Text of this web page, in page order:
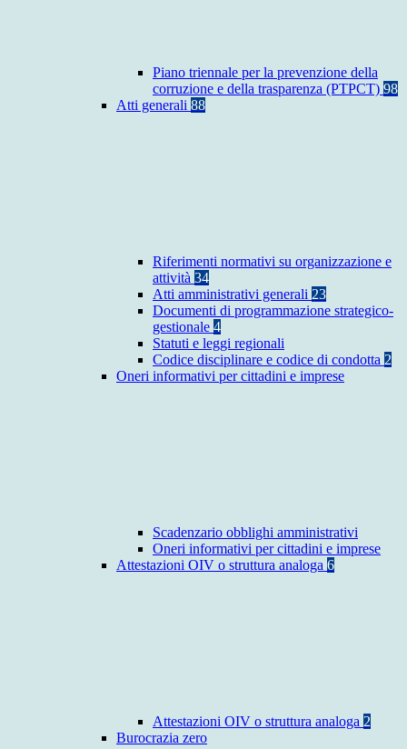
Piano triennale per la prevenzione della
corruzione e della trasparenza (PTPCT) 98
Atti generali 88
Riferimenti normativi su organizzazione e
attività 34
Atti amministrativi generali 23
Documenti di programmazione strategico-
gestionale 4
Statuti e leggi regionali
Codice disciplinare e codice di condotta 2
Oneri informativi per cittadini e imprese
Scadenzario obblighi amministrativi
Oneri informativi per cittadini e imprese
Attestazioni OIV o struttura analoga 6
Attestazioni OIV o struttura analoga 2
Burocrazia zero